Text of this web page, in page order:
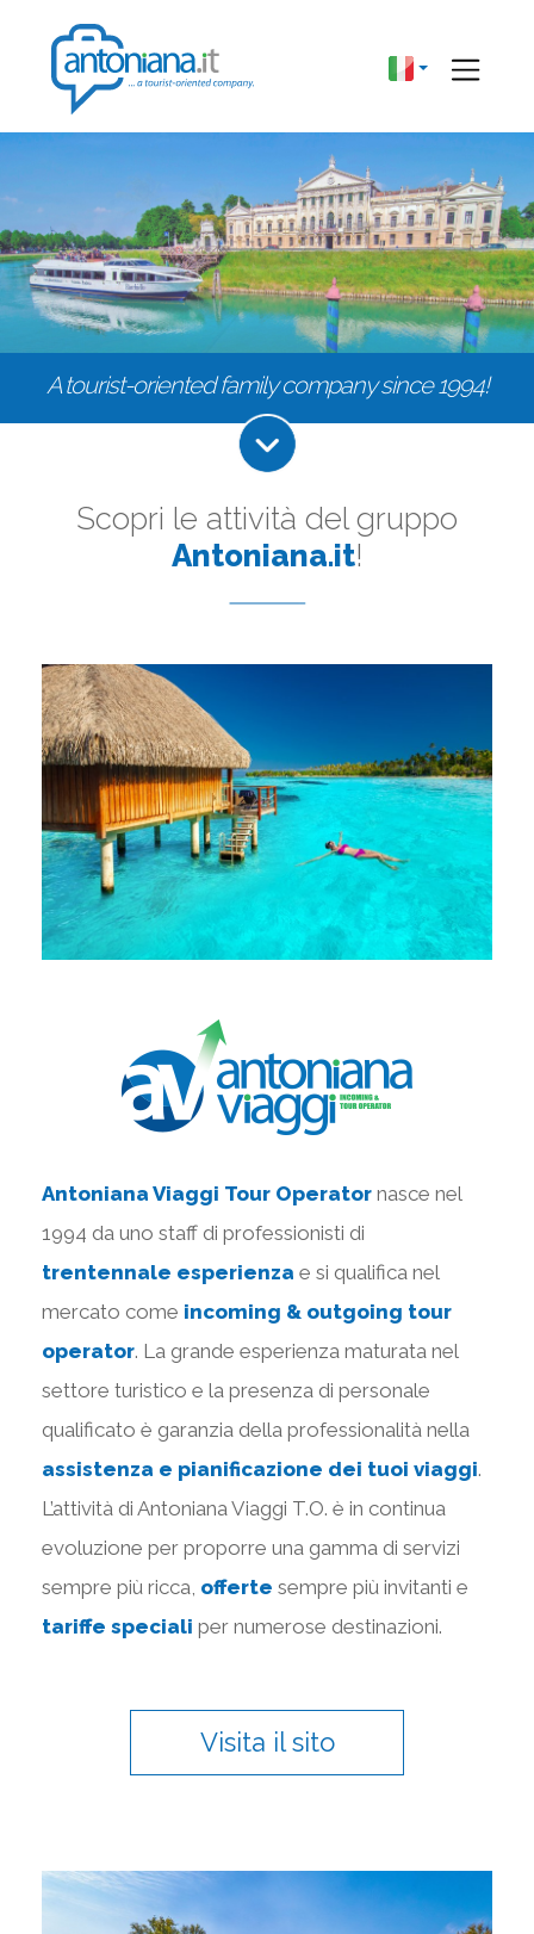
A tourist-oriented family company since 1994!
Scopri le attività del gruppo
Antoniana.it!
Antoniana Viaggi Tour Operator nasce nel
1994 da uno staff di professionisti di
trentennale esperienza e si qualifica nel
mercato come incoming & outgoing tour
operator. La grande esperienza maturata nel
settore turistico e la presenza di personale
qualificato è garanzia della professionalità nella
assistenza e pianificazione dei tuoi viaggi.
L’attività di Antoniana Viaggi T.O. è in continua
evoluzione per proporre una gamma di servizi
sempre più ricca, offerte sempre più invitanti e
tariffe speciali per numerose destinazioni.
Visita il sito